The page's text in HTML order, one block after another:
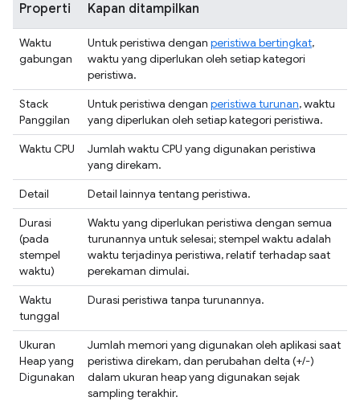
Properti Kapan ditampilkan
Waktu
gabungan
Untuk peristiwa dengan peristiwa bertingkat,
waktu yang diperlukan oleh setiap kategori
peristiwa.
Stack
Panggilan
Untuk peristiwa dengan peristiwa turunan, waktu
yang diperlukan oleh setiap kategori peristiwa.
Waktu CPU
Jumlah waktu CPU yang digunakan peristiwa
yang direkam.
Detail
Detail lainnya tentang peristiwa.
Durasi
(pada
stempel
waktu)
Waktu yang diperlukan peristiwa dengan semua
turunannya untuk selesai; stempel waktu adalah
waktu terjadinya peristiwa, relatif terhadap saat
perekaman dimulai.
Waktu
tunggal
Durasi peristiwa tanpa turunannya.
Ukuran
Heap yang
Digunakan
Jumlah memori yang digunakan oleh aplikasi saat
peristiwa direkam, dan perubahan delta (+/-)
dalam ukuran heap yang digunakan sejak
sampling terakhir.